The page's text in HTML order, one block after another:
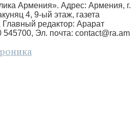
Армения». Адрес: Армения, г.
4, 9-ый этаж, газета
редактор: Арарат
545700, Эл. почта: contact@ra.am